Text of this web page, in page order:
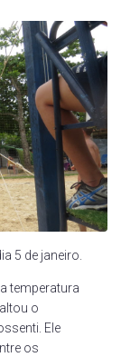
5 de janeiro.
temperatura
o
Ele
os